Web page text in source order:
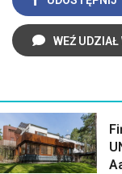
WEŹ UDZIAŁ